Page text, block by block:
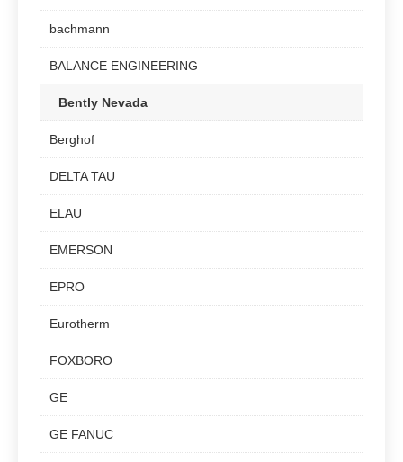
bachmann
BALANCE ENGINEERING
Bently Nevada
Berghof
DELTA TAU
ELAU
EMERSON
EPRO
Eurotherm
FOXBORO
GE
GE FANUC